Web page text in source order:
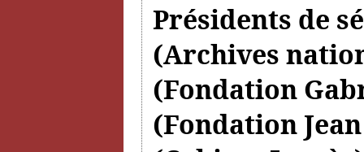
Présidents de
(Archives
(Fondation
(Fondation